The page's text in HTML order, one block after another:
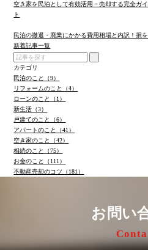
空き家を民泊として有効活用・売却する完全ガ
ト
民泊の撤退・廃業にかかる費用相場と内訳！損
新着記事一覧
カテゴリ
民泊のこと（9）
リフォームのこと（4）
ローンのこと（1）
新生活（3）
戸建てのこと（6）
アパートのこと（41）
空き家のこと（42）
相続のこと（75）
お金のこと（111）
不動産売却のコツ（181）
お問い